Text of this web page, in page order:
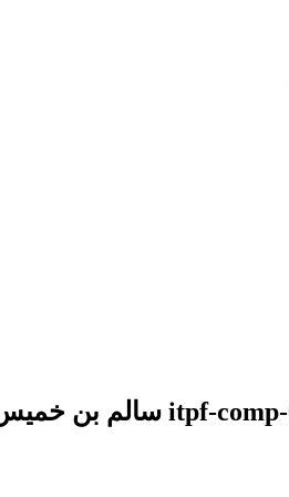
سالم بن